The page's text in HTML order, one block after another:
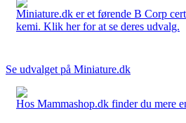
Miniature.dk er et førende B Corp
kemi. Klik her for at se deres udvalg.
Se udvalget på Miniature.dk
Hos Mammashop.dk finder du mere